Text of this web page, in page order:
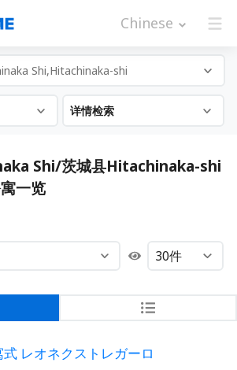
Chinese
Shi,Hitachinaka-shi
详情检索
Shi/茨城县Hitachinaka-shi
一览
式 レオネクストレガーロ